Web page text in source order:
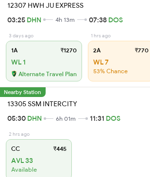
12307 HWH JU EXPRESS
03:25 DHN 4h 13m 07:38 DOS
3 days ago
1A ₹1270
WL 1
Alternate Travel Plan
1 hrs ago
2A ₹770
WL 7
53% Chance
Nearby Station
13305 SSM INTERCITY
05:30 DHN 6h 01m 11:31 DOS
2 hrs ago
CC ₹445
AVL 33
Available